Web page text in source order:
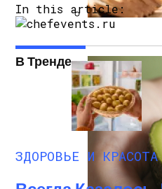
In this article:
В Тренде
ЗДОРОВЬЕ И КРАСОТА